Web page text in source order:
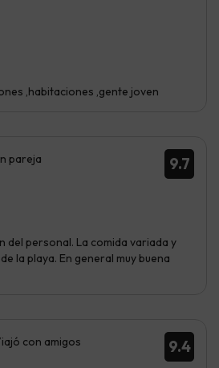
,habitaciones ,gente joven
9.7
pareja
del personal. La comida variada y
la playa. En general muy buena
9.4
con amigos